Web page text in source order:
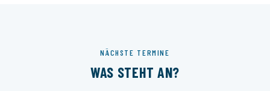
NÄCHSTE TERMINE
WAS STEHT AN?